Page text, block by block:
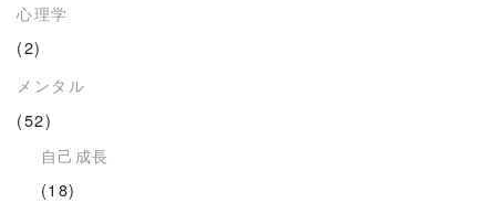
心理学
(2)
メンタル
(52)
自己成長
(18)